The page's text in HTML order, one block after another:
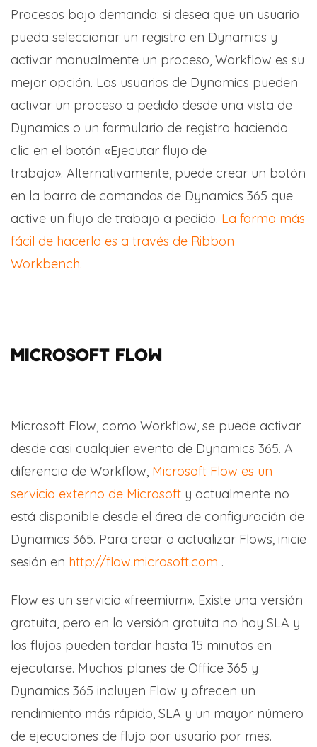
Procesos bajo demanda: si desea que un usuario
pueda seleccionar un registro en Dynamics y
activar manualmente un proceso, Workflow es su
mejor opción. Los usuarios de Dynamics pueden
activar un proceso a pedido desde una vista de
Dynamics o un formulario de registro haciendo
clic en el botón «Ejecutar flujo de
trabajo». Alternativamente, puede crear un botón
en la barra de comandos de Dynamics 365 que
active un flujo de trabajo a pedido. La forma más
fácil de hacerlo es a través de Ribbon
Workbench.
MICROSOFT FLOW
Microsoft Flow, como Workflow, se puede activar
desde casi cualquier evento de Dynamics 365. A
diferencia de Workflow, Microsoft Flow es un
servicio externo de Microsoft y actualmente no
está disponible desde el área de configuración de
Dynamics 365. Para crear o actualizar Flows, inicie
sesión en http://flow.microsoft.com .
Flow es un servicio «freemium». Existe una versión
gratuita, pero en la versión gratuita no hay SLA y
los flujos pueden tardar hasta 15 minutos en
ejecutarse. Muchos planes de Office 365 y
Dynamics 365 incluyen Flow y ofrecen un
rendimiento más rápido, SLA y un mayor número
de ejecuciones de flujo por usuario por mes.